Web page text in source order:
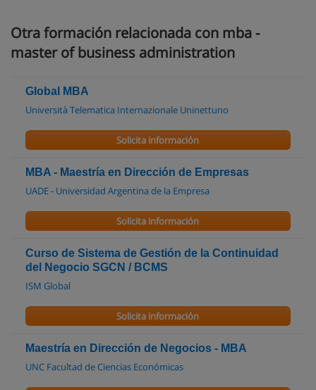
Otra formación relacionada con mba -
master of business administration
Global MBA
Università Telematica Internazionale Uninettuno
Solicita información
MBA - Maestría en Dirección de Empresas
UADE - Universidad Argentina de la Empresa
Solicita información
Curso de Sistema de Gestión de la Continuidad
del Negocio SGCN / BCMS
ISM Global
Solicita información
Maestría en Dirección de Negocios - MBA
UNC Facultad de Ciencias Económicas